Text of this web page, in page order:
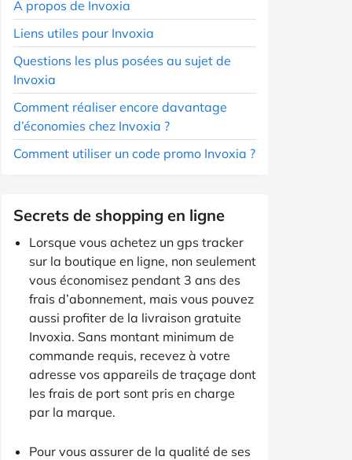
A propos de Invoxia
Liens utiles pour Invoxia
Questions les plus posées au sujet de
Invoxia
Comment réaliser encore davantage
d’économies chez Invoxia ?
Comment utiliser un code promo Invoxia ?
Secrets de shopping en ligne
Lorsque vous achetez un gps tracker
sur la boutique en ligne, non seulement
vous économisez pendant 3 ans des
frais d’abonnement, mais vous pouvez
aussi profiter de la livraison gratuite
Invoxia. Sans montant minimum de
commande requis, recevez à votre
adresse vos appareils de traçage dont
les frais de port sont pris en charge
par la marque.
Pour vous assurer de la qualité de ses